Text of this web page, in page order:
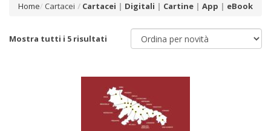
Home Cartacei Cartacei | Digitali | Cartine | App | eBook
Mostra tutti i 5 risultati